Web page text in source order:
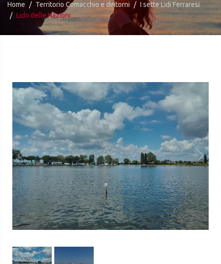
Home Territorio Comacchio e dintorni
I sette Lidi Ferraresi
Lido delle Nazioni